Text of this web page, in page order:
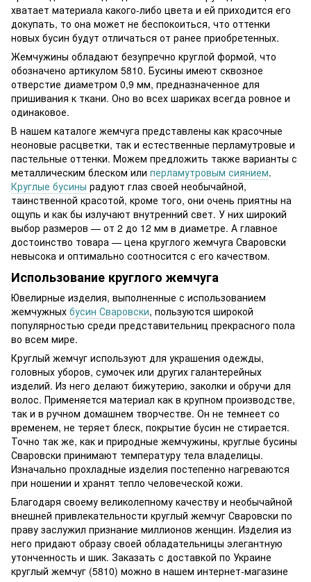
хватает материала какого-либо цвета и ей приходится его
докупать, то она может не беспокоиться, что оттенки
новых бусин будут отличаться от ранее приобретенных.
Жемчужины обладают безупречно круглой формой, что
обозначено артикулом 5810. Бусины имеют сквозное
отверстие диаметром 0,9 мм, предназначенное для
пришивания к ткани. Оно во всех шариках всегда ровное и
одинаковое.
В нашем каталоге жемчуга представлены как красочные
неоновые расцветки, так и естественные перламутровые и
пастельные оттенки. Можем предложить также варианты с
металлическим блеском или перламутровым сиянием.
Круглые бусины радуют глаз своей необычайной,
таинственной красотой, кроме того, они очень приятны на
ощупь и как бы излучают внутренний свет. У них широкий
выбор размеров — от 2 до 12 мм в диаметре. А главное
достоинство товара — цена круглого жемчуга Сваровски
невысока и оптимально соотносится с его качеством.
Использование круглого жемчуга
Ювелирные изделия, выполненные с использованием
жемчужных бусин Сваровски, пользуются широкой
популярностью среди представительниц прекрасного пола
во всем мире.
Круглый жемчуг используют для украшения одежды,
головных уборов, сумочек или других галантерейных
изделий. Из него делают бижутерию, заколки и обручи для
волос. Применяется материал как в крупном производстве,
так и в ручном домашнем творчестве. Он не темнеет со
временем, не теряет блеск, покрытие бусин не стирается.
Точно так же, как и природные жемчужины, круглые бусины
Сваровски принимают температуру тела владелицы.
Изначально прохладные изделия постепенно нагреваются
при ношении и хранят тепло человеческой кожи.
Благодаря своему великолепному качеству и необычайной
внешней привлекательности круглый жемчуг Сваровски по
праву заслужил признание миллионов женщин. Изделия из
него придают образу своей обладательницы элегантную
утонченность и шик. Заказать с доставкой по Украине
круглый жемчуг (5810) можно в нашем интернет-магазине